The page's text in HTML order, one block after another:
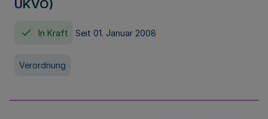
UKVO)
In Kraft Seit 01. Januar 2008
Verordnung